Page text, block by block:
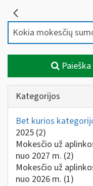
Paieška
Kategorijos
Bet kurios
2025 (2)
Mokesčio už
nuo 2027 m. (2)
Mokesčio už
nuo 2026 m. (1)